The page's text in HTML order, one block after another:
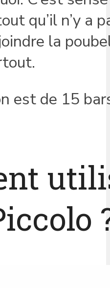
qu’il n’y a
la
est de 15